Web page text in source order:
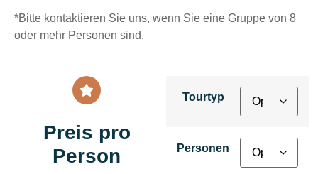
*Bitte kontaktieren Sie uns, wenn Sie eine Gruppe von 8
oder mehr Personen sind.
Preis pro
Person
Tourtyp
Personen